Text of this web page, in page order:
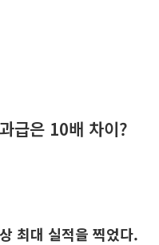
급은 10배 차이?
최대 실적을 찍었다.